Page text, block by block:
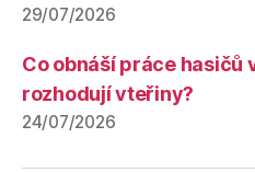
29/07/2026
Co obnáší práce hasičů
rozhodují vteřiny?
24/07/2026